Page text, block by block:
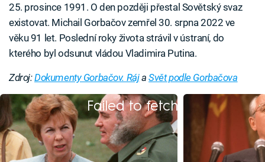
25. prosince 1991. O den později přestal Sovětský svaz
existovat. Michail Gorbačov zemřel 30. srpna 2022 ve
věku 91 let. Poslední roky života strávil v ústraní, do
kterého byl odsunut vládou Vladimira Putina.
Zdroj:Dokumenty Gorbačov. RájaSvět podle Gorbačova
Failed to fetch